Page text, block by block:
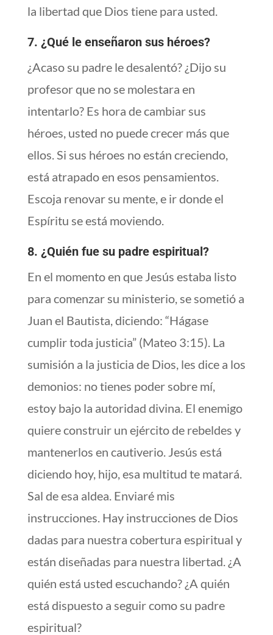
la libertad que Dios tiene para usted.
7. ¿Qué le enseñaron sus héroes?
¿Acaso su padre le desalentó? ¿Dijo su
profesor que no se molestara en
intentarlo? Es hora de cambiar sus
héroes, usted no puede crecer más que
ellos. Si sus héroes no están creciendo,
está atrapado en esos pensamientos.
Escoja renovar su mente, e ir donde el
Espíritu se está moviendo.
8. ¿Quién fue su padre espiritual?
En el momento en que Jesús estaba listo
para comenzar su ministerio, se sometió a
Juan el Bautista, diciendo: “Hágase
cumplir toda justicia” (Mateo 3:15). La
sumisión a la justicia de Dios, les dice a los
demonios: no tienes poder sobre mí,
estoy bajo la autoridad divina. El enemigo
quiere construir un ejército de rebeldes y
mantenerlos en cautiverio. Jesús está
diciendo hoy, hijo, esa multitud te matará.
Sal de esa aldea. Enviaré mis
instrucciones. Hay instrucciones de Dios
dadas para nuestra cobertura espiritual y
están diseñadas para nuestra libertad. ¿A
quién está usted escuchando? ¿A quién
está dispuesto a seguir como su padre
espiritual?